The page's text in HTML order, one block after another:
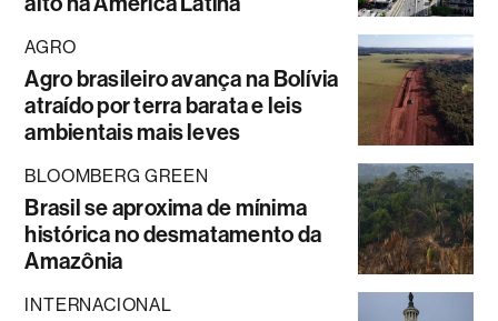
AGRO
Agro brasileiro avança na Bolívia
atraído por terra barata e leis
ambientais mais leves
BLOOMBERG GREEN
Brasil se aproxima de mínima
histórica no desmatamento da
Amazônia
INTERNACIONAL